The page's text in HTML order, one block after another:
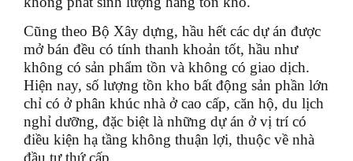
Cũng theo Bộ Xây dựng, hầu hết các dự án được
mở bán đều có tính thanh khoản tốt, hầu như
không có sản phẩm tồn và không có giao dịch.
Hiện nay, số lượng tồn kho bất động sản phần lớn
chỉ có ở phân khúc nhà ở cao cấp, căn hộ, du lịch
nghỉ dưỡng, đặc biệt là những dự án ở vị trí có
điều kiện hạ tầng không thuận lợi, thuộc về nhà
đầu tư thứ cấp.